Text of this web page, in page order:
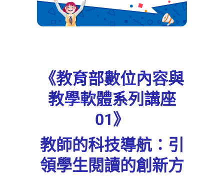
《教育部數位內容與
教學軟體系列講座
01》
教師的科技導航：引
領學生閱讀的創新方